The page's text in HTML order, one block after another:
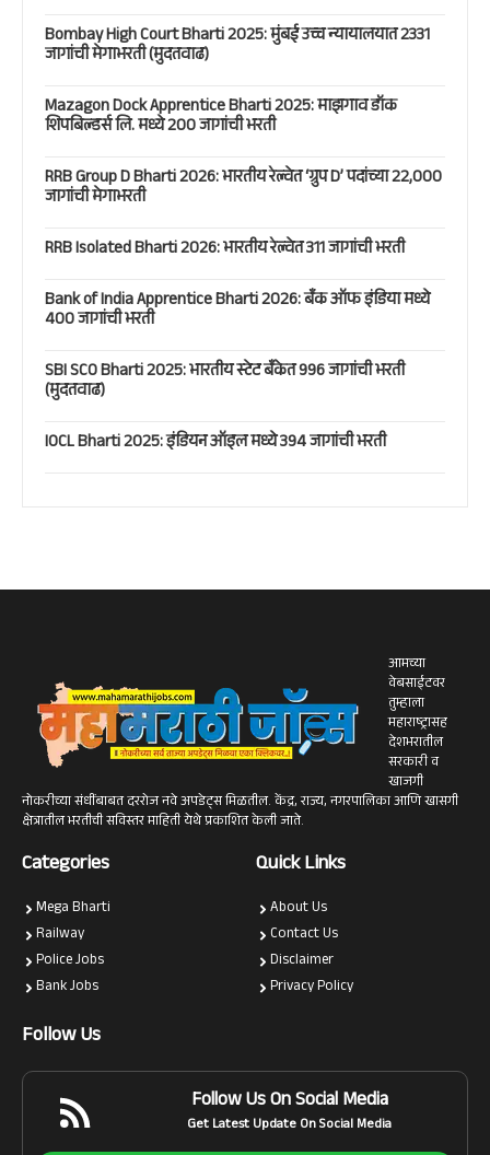
Bombay High Court Bharti 2025: मुंबई उच्च न्यायालयात 2331
जागांची मेगाभरती (मुदतवाढ)
Mazagon Dock Apprentice Bharti 2025: माझगाव डॉक
शिपबिल्डर्स लि. मध्ये 200 जागांची भरती
RRB Group D Bharti 2026: भारतीय रेल्वेत ‘ग्रुप D’ पदांच्या 22,000
जागांची मेगाभरती
RRB Isolated Bharti 2026: भारतीय रेल्वेत 311 जागांची भरती
Bank of India Apprentice Bharti 2026: बँक ऑफ इंडिया मध्ये
400 जागांची भरती
SBI SCO Bharti 2025: भारतीय स्टेट बँकेत 996 जागांची भरती
(मुदतवाढ)
IOCL Bharti 2025: इंडियन ऑइल मध्ये 394 जागांची भरती
आमच्या
वेबसाईटवर
तुम्हाला
महाराष्ट्रासह
देशभरातील
सरकारी व
खाजगी
नोकरीच्या संधींबाबत दररोज नवे अपडेट्स मिळतील. केंद्र, राज्य, नगरपालिका आणि खासगी
क्षेत्रातील भरतीची सविस्तर माहिती येथे प्रकाशित केली जाते.
Categories
Mega Bharti
Railway
Police Jobs
Bank Jobs
Quick Links
About Us
Contact Us
Disclaimer
Privacy Policy
Follow Us
Follow Us On Social Media
Get Latest Update On Social Media